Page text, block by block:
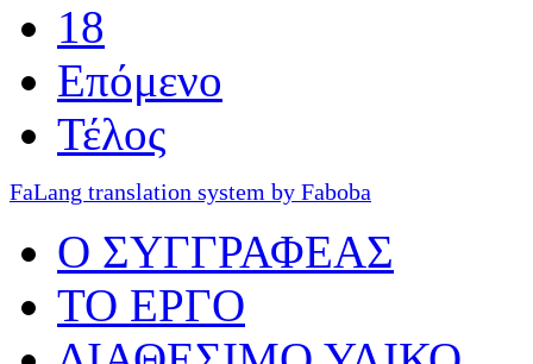
18
Επόμενο
Τέλος
FaLang translation system by Faboba
O ΣΥΓΓΡΑΦΕΑΣ
ΤΟ ΕΡΓΟ